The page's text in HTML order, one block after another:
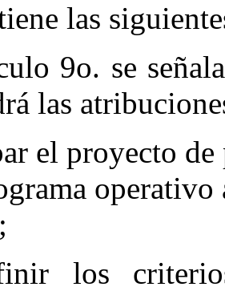
las
9o. se
las
el proyecto de
operativo
los